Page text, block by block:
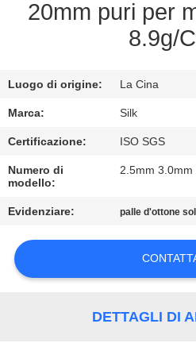
RICHIEDA
UNA
CITAZIONE
MAPPA
DEL
SITO
PRIVACY
20mm puri per
8.9g/
Luogo di origine: La Cina
Marca: Silk
Certificazione: ISO SGS
Numero di
modello:
2.5mm 3.0mm
Evidenziare: palle d'ottone
DETTAGLI DI